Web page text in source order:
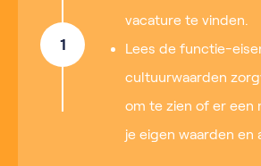
1
vacature te vinden.
Lees de functie-
cultuurwaarden
om te zien of er een
je eigen waarden en